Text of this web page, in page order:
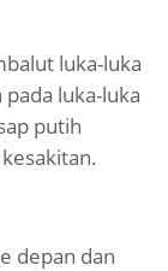
luka-luka
luka-luka
putih
depan dan